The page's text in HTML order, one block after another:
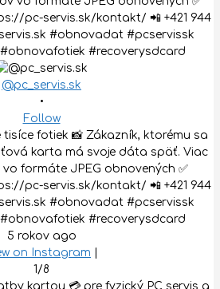
@pc_servis.sk
•
Follow
fotiek 📸 Zákazník, ktorému sa
karta má svoje dáta späť. Viac
formáte JPEG obnovených ✅
pc-servis.sk/kontakt/ 📲 +421 944
#obnovadat #pcservissk
#recoverysdcard
5 rokov ago
on Instagram |
1/8